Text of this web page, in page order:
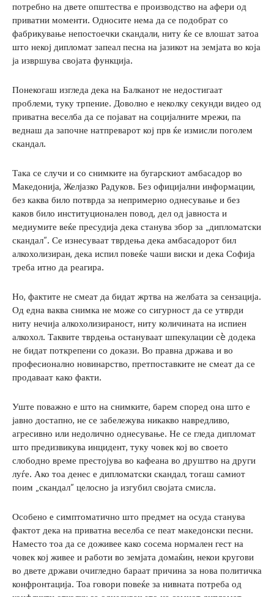
потребно на двете општества е производство на афери од
приватни моменти. Односите нема да се подобрат со
фабрикување непостоечки скандали, ниту ќе се влошат затоа
што некој дипломат запеал песна на јазикот на земјата во која
ја извршува својата функција.
Понекогаш изгледа дека на Балканот не недостигаат
проблеми, туку трпение. Доволно е неколку секунди видео од
приватна веселба да се појават на социјалните мрежи, па
веднаш да започне натпреварот кој прв ќе измисли поголем
скандал.
Така се случи и со снимките на бугарскиот амбасадор во
Македонија, Желјазко Радуков. Без официјални информации,
без каква било потврда за непримерно однесување и без
каков било институционален повод, дел од јавноста и
медиумите веќе пресудија дека станува збор за „дипломатски
скандал“. Се изнесуваат тврдења дека амбасадорот бил
алкохолизиран, дека испил повеќе чаши виски и дека Софија
треба итно да реагира.
Но, фактите не смеат да бидат жртва на желбата за сензација.
Од една ваква снимка не може со сигурност да се утврди
ниту нечија алкохолизираност, ниту количината на испиен
алкохол. Таквите тврдења остануваат шпекулации сè додека
не бидат поткрепени со докази. Во правна држава и во
професионално новинарство, претпоставките не смеат да се
продаваат како факти.
Уште поважно е што на снимките, барем според она што е
јавно достапно, не се забележува никакво навредливо,
агресивно или недолично однесување. Не се гледа дипломат
што предизвикува инцидент, туку човек кој во своето
слободно време престојува во кафеана во друштво на други
луѓе. Ако тоа денес е дипломатски скандал, тогаш самиот
поим „скандал“ целосно ја изгубил својата смисла.
Особено е симптоматично што предмет на осуда станува
фактот дека на приватна веселба се пеат македонски песни.
Наместо тоа да се доживее како сосема нормален гест на
човек кој живее и работи во земјата домаќин, некои кругови
во двете држави очигледно бараат причина за нова политичка
конфронтација. Тоа говори повеќе за нивната потреба од